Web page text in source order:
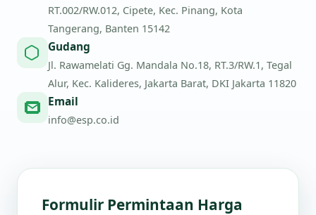
RT.002/RW.012, Cipete, Kec. Pinang, Kota
Tangerang, Banten 15142
Gudang
Jl. Rawamelati Gg. Mandala No.18, RT.3/RW.1, Tegal
Alur, Kec. Kalideres, Jakarta Barat, DKI Jakarta 11820
Email
info@esp.co.id
Formulir Permintaan Harga